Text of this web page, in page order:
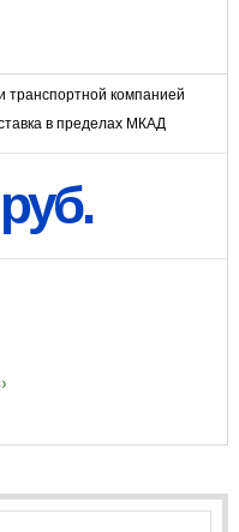
транспортной компанией
в пределах МКАД